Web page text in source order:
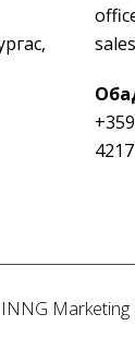
4217
INNG Marketing